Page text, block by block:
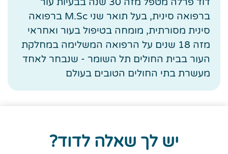
שם
מלא
טלפון
דוא"ל
אשמח לקבל ניוזלטר